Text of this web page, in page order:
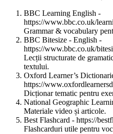
BBC Learning English -
https://www.bbc.co.uk/
Grammar & vocabulary
BBC Bitesize - English -
https://www.bbc.co.uk/
Lecții structurate de
textului.
Oxford Learner’s
https://
Dicționar tematic pentru
National Geographic
Materiale video și articole.
Best Flashcard - https://
Flashcarduri utile pentru